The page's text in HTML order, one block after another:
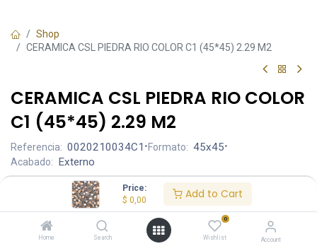
Price:
$ 0,00 Add to Cart
Home Search
0
Wishlist Account
Shop
CERAMICA CSL PIEDRA RIO COLOR C1 (45*45) 2.29 M2
CERAMICA CSL PIEDRA RIO COLOR
C1 (45*45) 2.29 M2
Referencia: 0020210034C1 •Formato: 45x45•
Acabado: Externo
Precio por caja:$ 9.04 cubre 2.23 m²